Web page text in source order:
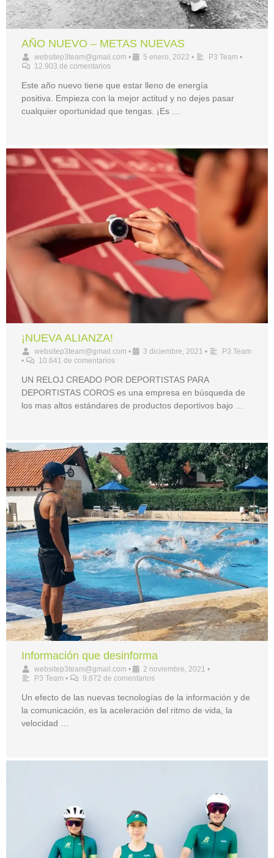
AÑO NUEVO – METAS NUEVAS
websitep3team@gmail.com • 5 enero, 2022 • P3 Team •
12.903 de comentarios
Este año nuevo tiene que estar lleno de energía
positiva. Empieza con la mejor actitud y no dejes pasar
cualquier oportunidad que tengas. ¡Es …
¡NUEVA ALIANZA!
websitep3team@gmail.com • 3 diciembre, 2021 •
P3 Team
•
10.641 de comentarios
UN RELOJ CREADO POR DEPORTISTAS PARA
DEPORTISTAS COROS es una empresa en búsqueda de
los mas altos estándares de productos deportivos bajo …
Información que desinforma
websitep3team@gmail.com • 2 noviembre, 2021 •
P3 Team • 9.872 de comentarios
Un efecto de las nuevas tecnologías de la información y de
la comunicación, es la aceleración del ritmo de vida, la
velocidad …